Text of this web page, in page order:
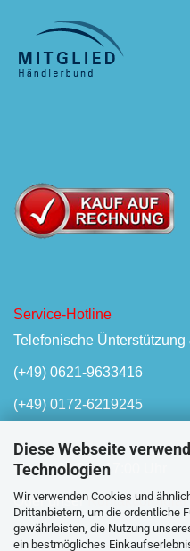
Diese Webseite
Technologien
Wir verwenden Cookies und
Drittanbietern, um die ordentliche
gewährleisten, die Nutzung
ein bestmögliches
Service-Hotline
Telefonische Ünterstützung
(+49) 0621-9633416
(+49) 0172-6219245
Mo-Fr, 08:00 - 17:00 Uhr
Oder unserKontaktformular